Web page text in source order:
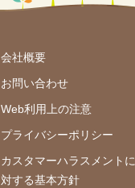
会社概要
お問い合わせ
Web利用上の注意
プライバシーポリシー
カスタマーハラスメントに
対する基本方針